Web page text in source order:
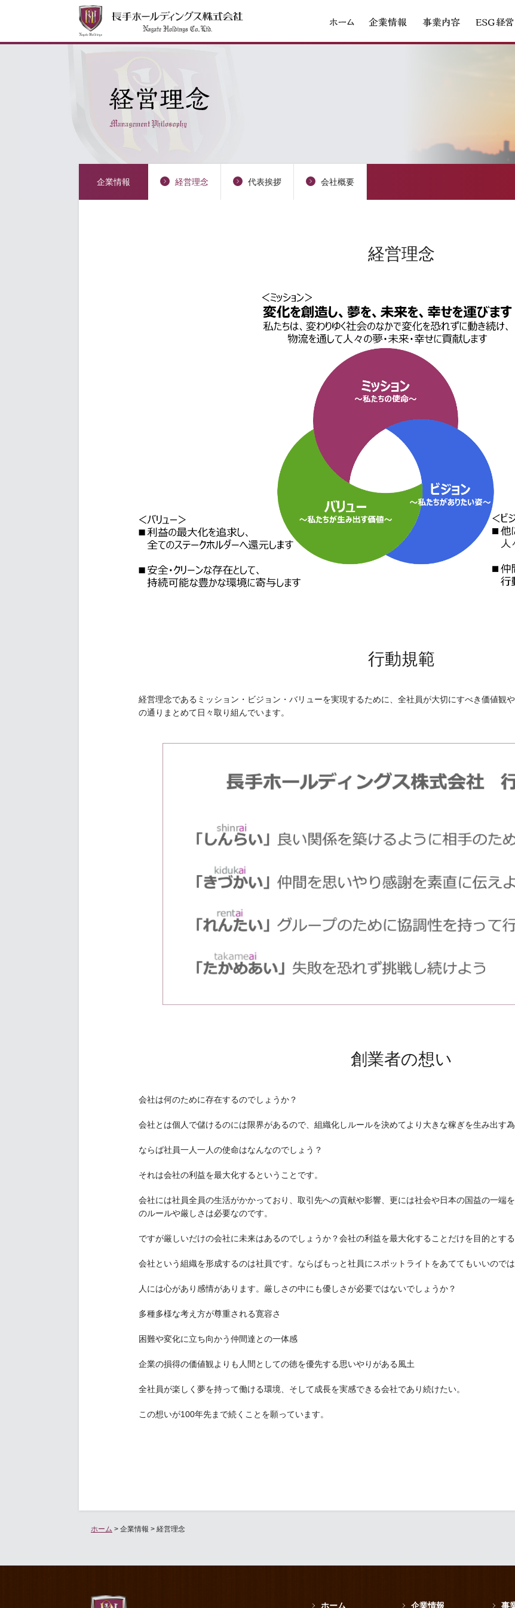
企業情報 経営理念 代表挨拶 会社概要
経営理念
行動規範
経営理念であるミッション・ビジョン・バリューを実現するために、全社員が大切にすべき価値観
の通りまとめて日々取り組んでいます。
創業者の想い
会社は何のために存在するのでしょうか？
会社とは個人で儲けるのには限界があるので、組織化しルールを決めてより大きな稼ぎを生み出す為
ならば社員一人一人の使命はなんなのでしょう？
それは会社の利益を最大化するということです。
会社には社員全員の生活がかかっており、取引先への貢献や影響、更には社会や日本の国益の一端
のルールや厳しさは必要なのです。
ですが厳しいだけの会社に未来はあるのでしょうか？会社の利益を最大化することだけを目的とす
会社という組織を形成するのは社員です。ならばもっと社員にスポットライトをあててもいいので
人には心があり感情があります。厳しさの中にも優しさが必要ではないでしょうか？
多種多様な考え方が尊重される寛容さ
困難や変化に立ち向かう仲間達との一体感
企業の損得の価値観よりも人間としての徳を優先する思いやりがある風土
全社員が楽しく夢を持って働ける環境、そして成長を実感できる会社であり続けたい。
この想いが100年先まで続くことを願っています。
ホーム > 企業情報 > 経営理念
ホーム 企業情報 事